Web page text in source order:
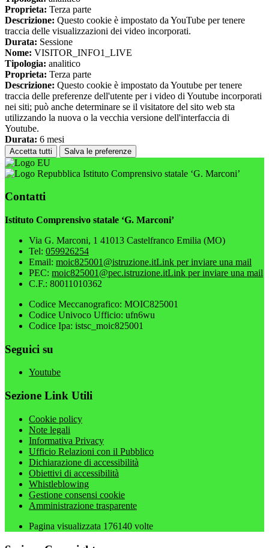
Proprieta: Terza parte
Descrizione: Questo cookie è impostato da YouTube per tenere
traccia delle visualizzazioni dei video incorporati.
Durata: Sessione
Nome: VISITOR_INFO1_LIVE
Tipologia: analitico
Proprieta: Terza parte
Descrizione: Questo cookie è impostato da Youtube per tenere
traccia delle preferenze dell'utente per i video di Youtube incorporati
nei siti; può anche determinare se il visitatore del sito web sta
utilizzando la nuova o la vecchia versione dell'interfaccia di
Youtube.
Durata: 6 mesi
Accetta tutti Salva le preferenze
Istituto Comprensivo statale ‘G. Marconi’
Contatti
Istituto Comprensivo statale ‘G. Marconi’
Via G. Marconi, 1 41013 Castelfranco Emilia (MO)
Tel: 059926254
Email: moic825001@istruzione.itLink per inviare una mail
PEC: moic825001@pec.istruzione.itLink per inviare una mail
C.F.: 80011010362
Codice Meccanografico: MOIC825001
Codice Univoco Ufficio: ufn6wu
Codice Ipa: istsc_moic825001
Seguici su
Youtube
Sezione Link Utili
Cookie policy
Note legali
Informativa Privacy
Ufficio Relazioni con il Pubblico
Dichiarazione di accessibilità
Obiettivi di accessibilità
Whistleblowing
Gestione consensi cookie
Amministrazione trasparente
Pagina visualizzata 176140 volte